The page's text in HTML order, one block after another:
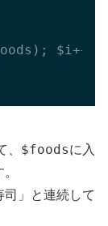
$i++)
$foodsに入
」と連続して